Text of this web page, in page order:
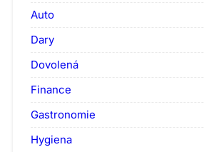
Auto
Dary
Dovolená
Finance
Gastronomie
Hygiena